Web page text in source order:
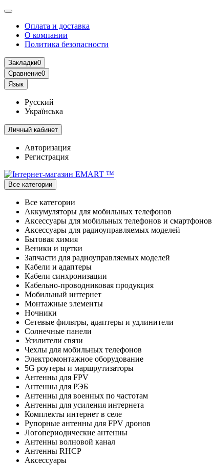
Оплата и доставка
О компании
Политика безопасности
Закладки0
Сравнение0
Язык
Русский
Українська
Личный кабинет
Авторизация
Регистрация
Все категории
Все категории
Аккумуляторы для мобильных телефонов
Аксессуары для мобильных телефонов и смартфонов
Аксессуары для радиоуправляемых моделей
Бытовая химия
Веники и щетки
Запчасти для радиоуправляемых моделей
Кабели и адаптеры
Кабели синхронизации
Кабельно-проводниковая продукция
Мобильный интернет
Монтажные элементы
Ночники
Сетевые фильтры, адаптеры и удлинители
Солнечные панели
Усилители связи
Чехлы для мобильных телефонов
Электромонтажное оборудование
5G роутеры и маршрутизаторы
Антенны для FPV
Антенны для РЭБ
Антенны для военных по частотам
Антенны для усиления интернета
Комплекты интернет в селе
Рупорные антенны для FPV дронов
Логопериодические антенны
Антенны волновой канал
Антенны RHCP
Аксессуары